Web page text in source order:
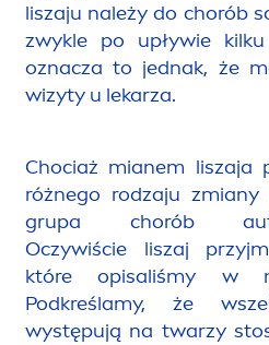
liszaju należy do chorób
zwykle po upływie
oznacza to jednak, że
wizyty u lekarza.
Chociaż mianem liszaja
różnego rodzaju
grupa chorób
Oczywiście liszaj
które opisaliśmy w
Podkreślamy, że
występują na twarzy sto